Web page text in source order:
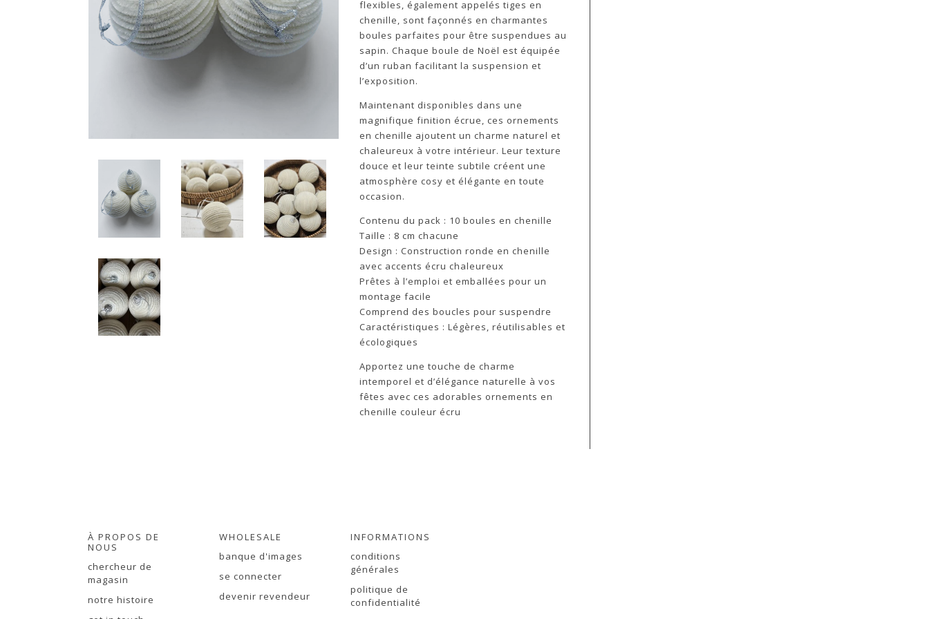
flexibles, également appelés tiges en
chenille, sont façonnés en charmantes
boules parfaites pour être suspendues au
sapin. Chaque boule de Noël est équipée
d’un ruban facilitant la suspension et
l’exposition.
Maintenant disponibles dans une
magnifique finition écrue, ces ornements
en chenille ajoutent un charme naturel et
chaleureux à votre intérieur. Leur texture
douce et leur teinte subtile créent une
atmosphère cosy et élégante en toute
occasion.
Contenu du pack : 10 boules en chenille
Taille : 8 cm chacune
Design : Construction ronde en chenille
avec accents écru chaleureux
Prêtes à l’emploi et emballées pour un
montage facile
Comprend des boucles pour suspendre
Caractéristiques : Légères, réutilisables et
écologiques
Apportez une touche de charme
intemporel et d’élégance naturelle à vos
fêtes avec ces adorables ornements en
chenille couleur écru
À PROPOS DE
NOUS
chercheur de
magasin
notre histoire
WHOLESALE
banque d'images
se connecter
devenir revendeur
INFORMATIONS
conditions
générales
politique de
confidentialité